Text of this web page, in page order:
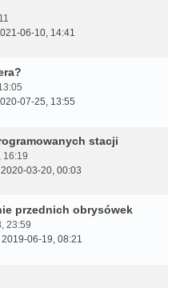
06-10, 14:41
07-25, 13:55
stacji
16:19
2020-03-20, 00:03
przednich obrysówek
23:59
2019-06-19, 08:21